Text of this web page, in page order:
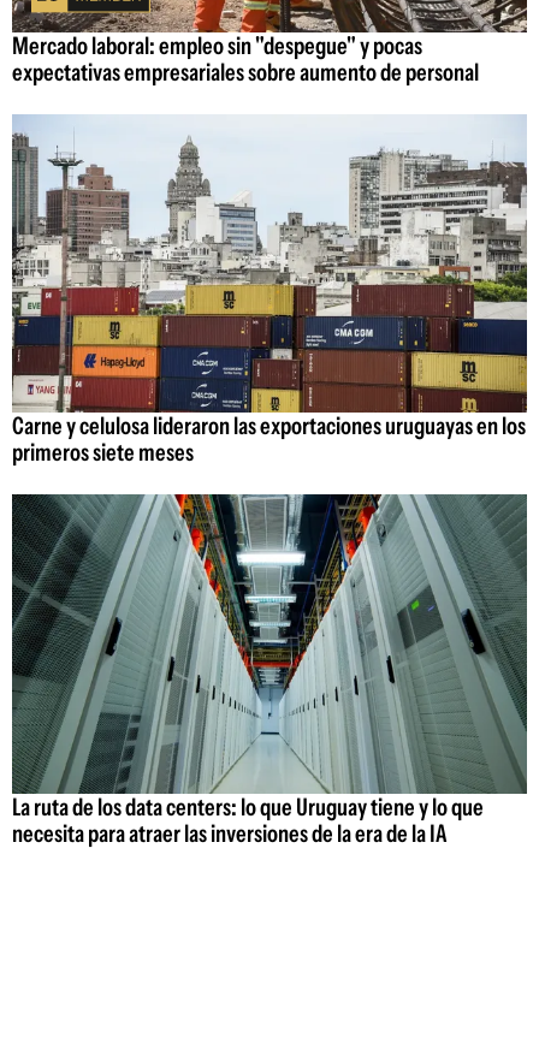
Mercado laboral: empleo sin "despegue" y pocas
expectativas empresariales sobre aumento de personal
Carne y celulosa lideraron las exportaciones uruguayas en los
primeros siete meses
La ruta de los data centers: lo que Uruguay tiene y lo que
necesita para atraer las inversiones de la era de la IA